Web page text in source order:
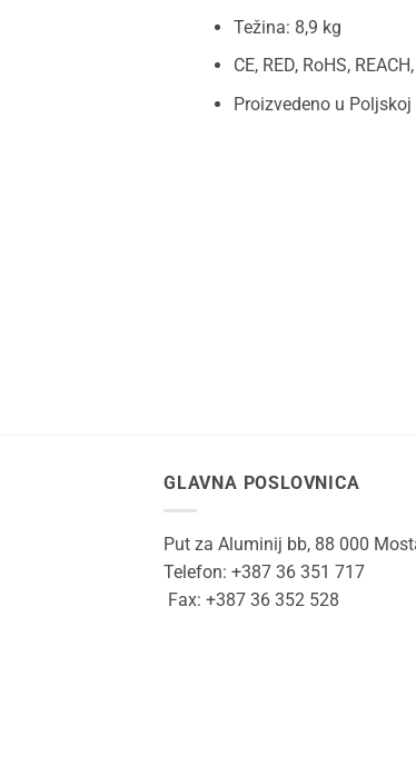
Težina: 8,9 kg
CE, RED, RoHS,
Proizvedeno u Poljskoj
GLAVNA POSLOVNICA
Put za Aluminij bb, 88 000
Telefon: +387 36 351 717
Fax: +387 36 352 528